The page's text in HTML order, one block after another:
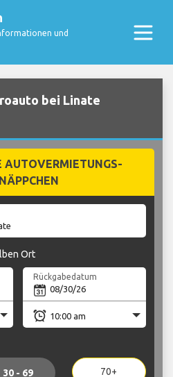
und
bei Linate
AUTOVERMIETUNGS-
Ort
Rückgabedatum
30 - 69 70+